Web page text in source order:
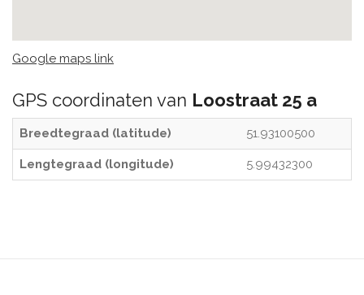
Google maps link
GPS coordinaten van Loostraat 25 a
Breedtegraad (latitude) 51.93100500
Lengtegraad (longitude) 5.99432300